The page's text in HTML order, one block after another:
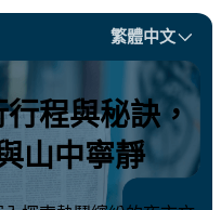
繁體中文
程與秘訣，
山中寧靜